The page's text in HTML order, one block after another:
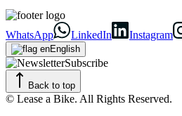
WhatsApp LinkedIn Instagram
English
Subscribe
Back to top
© Lease a Bike. All Rights Reserved.